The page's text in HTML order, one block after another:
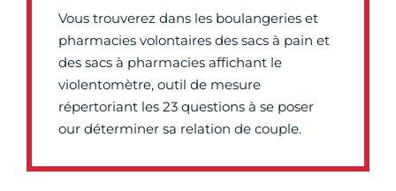
Vous trouverez dans les boulangeries et
pharmacies volontaires des sacs à pain et
des sacs à pharmacies affichant le
violentomètre, outil de mesure
répertoriant les 23 questions à se poser
our déterminer sa relation de couple.